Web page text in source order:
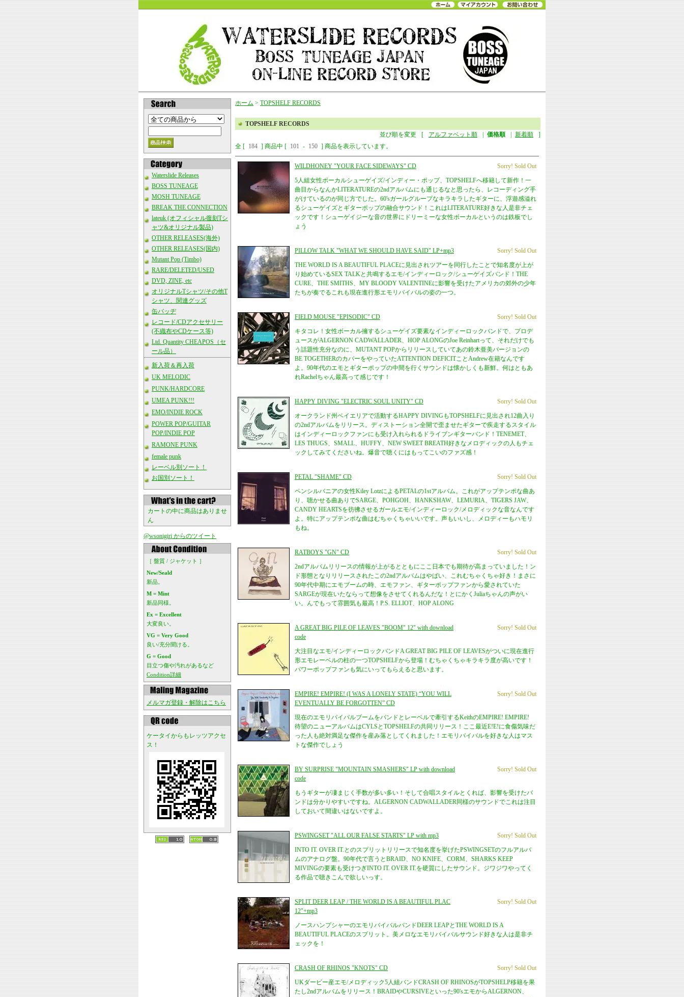
Waterslide Releases
BOSS TUNEAGE
MOSH TUNEAGE
BREAK THE CONNECTION
lateuk (オフィシャル復刻Tシ
ャツ&オリジナル製品)
OTHER RELEASES(海外)
OTHER RELEASES(国内)
Mutant Pop (Timbo)
RARE/DELETED/USED
DVD, ZINE, etc
オリジナルTシャツ/その他T
シャツ、関連グッズ
缶バッヂ
レコード/CDアクセサリー
(不織布やCDケース等)
Ltd. Quantity CHEAPOS（セ
ール品）
新入荷＆再入荷
UK MELODIC
PUNK/HARDCORE
UMEA PUNK!!!
EMO/INDIE ROCK
POWER POP/GUITAR
POP/INDIE POP
RAMONE PUNK
female punk
レーベル別ソート！
お国別ソート！
カートの中に商品はありませ
ん
@wsonigiri からのツイート
［ 盤質 / ジャケット ］
New/Seald
新品。
M = Mint
新品同様。
Ex = Excellent
大変良い。
VG = Very Good
良い/充分聞ける。
G = Good
目立つ傷や汚れがあるなど
Condition詳細
メルマガ登録・解除はこちら
ケータイからもレッツアクセ
ス！
ホーム > TOPSHELF RECORDS
TOPSHELF RECORDS
並び順を変更
[ アルファベット順 価格順 新着順
]
全 [ 184 ] 商品中 [ 101 - 150 ] 商品を表示しています。
Sorry! Sold Out
WILDHONEY "YOUR FACE SIDEWAYS" CD
5人組女性ボーカルシューゲイズ/インディー・ポップ、TOPSHELFへ移籍して新作！一
曲目からなんかLITERATUREの2ndアルバムにも通じるなと思ったら、レコーディング手
がけているのが同じ方でした。60'sガールグループなキラキラしたギターに、浮遊感溢れ
るシューゲイズとギターポップの融合サウンド！これはLITERATURE好きな人是非チェ
ックです！シューゲイジーな音の世界にドリーミーな女性ボーカルというのは鉄板でし
ょう
Sorry! Sold Out
PILLOW TALK "WHAT WE SHOULD HAVE SAID" LP+mp3
THE WORLD IS A BEAUTIFUL PLACEに見出されツアーを同行したことで知名度が上が
り始めているSEX TALKと共鳴するエモ/インディーロック/シューゲイズバンド！THE
CURE、THE SMITHS、MY BLOODY VALENTINEに影響を受けたアメリカの郊外の少年
たちが奏でるこれも現在進行形エモリバイバルの姿の一つ。
Sorry! Sold Out
FIELD MOUSE "EPISODIC" CD
キタコレ！女性ボーカル擁するシューゲイズ要素なインディーロックバンドで、プロデ
ュースがALGERNON CADWALLADER、HOP ALONGのJoe Reinhartって、それだけでも
う話題性充分なのに、MUTANT POPからリリースしていてあの鈴木亜美バージョンの
BE TOGETHERのカバーをやっていたATTENTION DEFICITことAndrew在籍なんです
よ。90年代のエモとギターポップの中間を行くサウンドは懐かしくも新鮮。何はともあ
れRachelちゃん最高って感じです！
Sorry! Sold Out
HAPPY DIVING "ELECTRIC SOUL UNITY" CD
オークランド州ベイエリアで活動するHAPPY DIVINGもTOPSHELFに見出され12曲入り
の2ndアルバムをリリース。ディストーション全開で歪ませたギターで疾走するスタイル
はインディーロックファンにも受け入れられるドライブンギターバンド！TENEMET、
LES THUGS、SMALL、HUFFY、NEW SWEET BREATH好きなメロディックの人もチェ
ックしてみてくださいね。爆音で聴くにはもってこいのファズ感！
Sorry! Sold Out
PETAL "SHAME" CD
ペンシルバニアの女性Kiley LotzによるPETALの1stアルバム。これがアップテンポな曲あ
り、聴かせる曲ありでSARGE、POHGOH、HANKSHAW、LEMURIA、TIGERS JAW、
CANDY HEARTSを彷彿させるガールエモ/インディーロック/メロディックな音なんです
よ。特にアップテンポな曲はむちゃくちゃいいです。声もいいし、メロディーもハモリ
もね。
Sorry! Sold Out
RATBOYS "GN" CD
2ndアルバムリリースの情報が上がるとともにここ日本でも期待が高まっていました！ン
ド形態となりリリースされたこの2ndアルバムはやばい、これむちゃくちゃ好き！まさに
90年代中期にエモブームの時、エモファン、ギターポップファンから愛されていた
SARGEが現在いたならって想像をさせてくれるんだな！とにかくJuliaちゃんの声がい
い。んでもって雰囲気も最高！P.S. ELLIOT、HOP ALONG
Sorry! Sold Out
A GREAT BIG PILE OF LEAVES "BOOM" 12" with download
code
大注目なエモ/インディーロックバンドA GREAT BIG PILE OF LEAVESがついに現在進行
形エモレーベルの柱の一つTOPSHELFから登場！むちゃくちゃキラキラ度が高いです！
パワーポップファンも気にいってもらえると思います。
Sorry! Sold Out
EMPIRE! EMPIRE! (I WAS A LONELY STATE) “YOU WILL
EVENTUALLY BE FORGOTTEN” CD
現在のエモリバイバルブームをバンドとレーベルで牽引するKeithのEMPIRE! EMPIRE!
待望のニューアルバムはCYLSとTOPSHELFの共同リリース！ここ最近E!E!に食傷気味だ
った人も絶対満足な傑作を産み落としてくれました！エモリバイバルを好きな人はマス
トな傑作でしょう
Sorry! Sold Out
BY SURPRISE "MOUNTAIN SMASHERS" LP with download
code
もうギターが凄まじく手数が多い多い！そして合唱スタイルとくれば、影響を受けたバ
ンドは分かりやすいですね。ALGERNON CADWALLADER同様のサウンドでこれは注目
しておいて間違いはないですよ。
Sorry! Sold Out
PSWINGSET "ALL OUR FALSE STARTS" LP with mp3
INTO IT. OVER IT.とのスプリットリリースで知名度を挙げたPSWINGSETのフルアルバ
ムのアナログ盤。90年代で言うとBRAID、NO KNIFE、CORM、SHARKS KEEP
MIVINGの要素も受けつぎINTO IT. OVER IT.を硬質にしたサウンド。ジワジワやってく
る作品で聴きこんで欲しいっす。
Sorry! Sold Out
SPLIT DEER LEAP / THE WORLD IS A BEAUTIFUL PLAC
12"+mp3
ノースハンプシャーのエモリバイバルバンドDEER LEAPとTHE WORLD IS A
BEAUTIFUL PLACEのスプリット。美メロなエモリバイバルサウンド好きな人は是非チ
ェックを！
Sorry! Sold Out
CRASH OF RHINOS "KNOTS" CD
UKダービー産エモ/メロディック5人組バンドCRASH OF RHINOSがTOPSHELP移籍を果
たし2ndアルバムをリリース！BRAIDやCURSIVEといった90'sエモからALGERNON、